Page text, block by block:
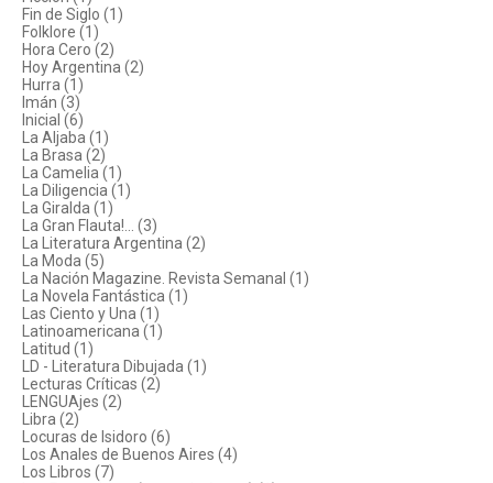
Fin de Siglo (1)
Folklore (1)
Hora Cero (2)
Hoy Argentina (2)
Hurra (1)
Imán (3)
Inicial (6)
La Aljaba (1)
La Brasa (2)
La Camelia (1)
La Diligencia (1)
La Giralda (1)
La Gran Flauta!... (3)
La Literatura Argentina (2)
La Moda (5)
La Nación Magazine. Revista Semanal (1)
La Novela Fantástica (1)
Las Ciento y Una (1)
Latinoamericana (1)
Latitud (1)
LD - Literatura Dibujada (1)
Lecturas Críticas (2)
LENGUAjes (2)
Libra (2)
Locuras de Isidoro (6)
Los Anales de Buenos Aires (4)
Los Libros (7)